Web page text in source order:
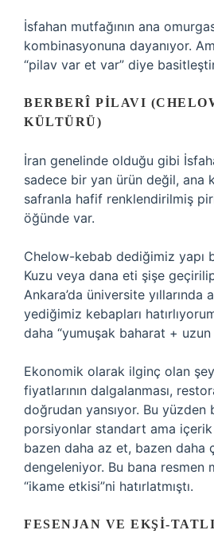
İsfahan mutfağının ana
kombinasyonuna dayanıyor.
“pilav var et var” diye
BERBERÎ PILAVI
KÜLTÜRÜ)
İran genelinde olduğu gibi
sadece bir yan ürün değil, ana
safranla hafif renklendirilmiş
öğünde var.
Chelow-kebab dediğimiz yapı
Kuzu veya dana eti şişe
Ankara’da üniversite yıllarında
yediğimiz kebapları
daha “yumuşak baharat + uzun
Ekonomik olarak ilginç olan şey
fiyatlarının dalgalanması,
doğrudan yansıyor. Bu yüzden
porsiyonlar standart ama içerik
bazen daha az et, bazen daha
dengeleniyor. Bu bana resmen
“ikame etkisi”ni hatırlatmıştı.
FESENJAN VE EKŞI-